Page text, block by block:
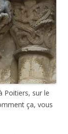
Poitiers, sur le
ça, vous